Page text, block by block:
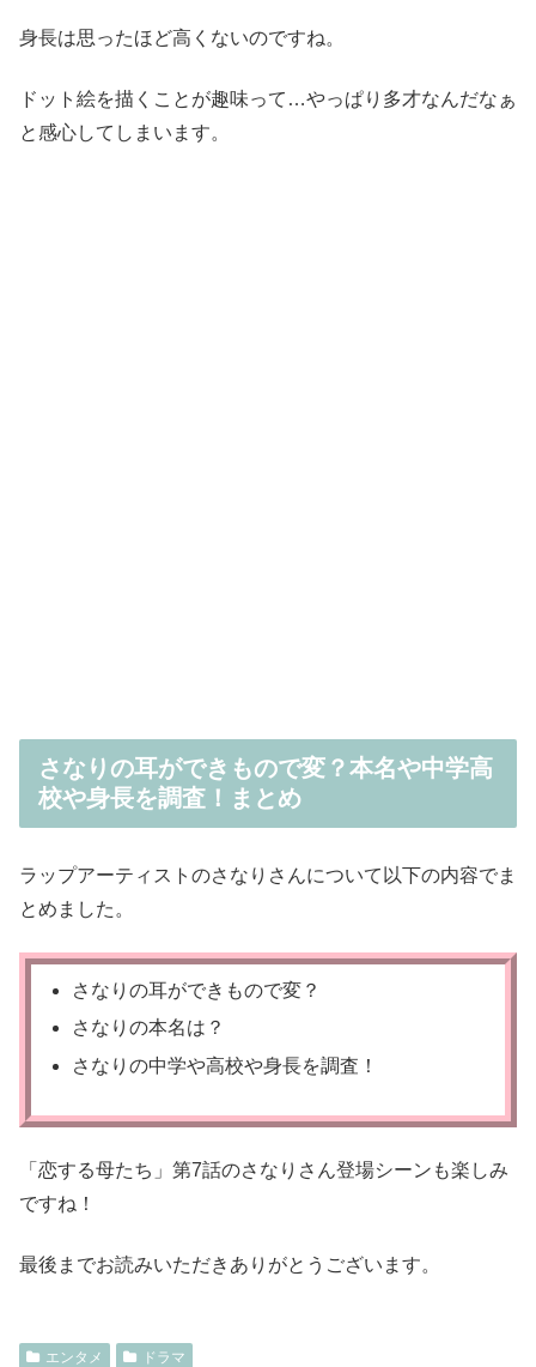
身長は思ったほど高くないのですね。
ドット絵を描くことが趣味って…やっぱり多才なんだなぁ
と感心してしまいます。
さなりの耳ができもので変？本名や中学高
校や身長を調査！まとめ
ラップアーティストのさなりさんについて以下の内容でま
とめました。
さなりの耳ができもので変？
さなりの本名は？
さなりの中学や高校や身長を調査！
「恋する母たち」第7話のさなりさん登場シーンも楽しみ
ですね！
最後までお読みいただきありがとうございます。
エンタメ ドラマ